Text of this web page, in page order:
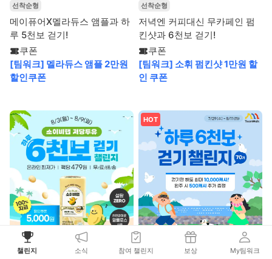
선착순형
메이퓨어X멜라듀스 앰플과 하
루 5천보 걷기!
쿠폰
[팀워크] 멜라듀스 앰플 2만원
할인쿠폰
선착순형
저녁엔 커피대신 무카페인 펌
킨샷과 6천보 걷기!
쿠폰
[팀워크] 소휘 펌킨샷 1만원 할
인 쿠폰
선착순형
HOT
챌린지 소식 참여 챌린지 보상 My팀워크